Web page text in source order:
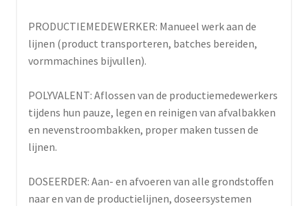
PRODUCTIEMEDEWERKER: Manueel werk aan de
lijnen (product transporteren, batches bereiden,
vormmachines bijvullen).
POLYVALENT: Aflossen van de productiemedewerkers
tijdens hun pauze, legen en reinigen van afvalbakken
en nevenstroombakken, proper maken tussen de
lijnen.
DOSEERDER: Aan- en afvoeren van alle grondstoffen
naar en van de productielijnen, doseersystemen